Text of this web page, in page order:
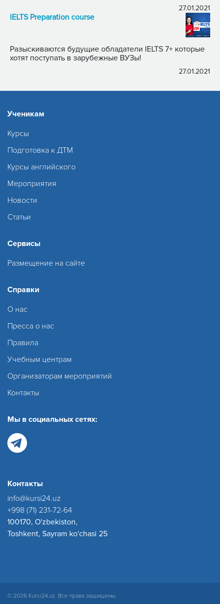
27.01.2021
IELTS Preparation course
Разыскиваются будущие обладатели IELTS 7+ которые
хотят поступать в зарубежные ВУЗы!
27.01.2021
Ученикам
Курсы
Подготовка к ДТМ
Курсы английского
Мероприятия
Новости
Статьи
Сервисы
Размещение на сайте
Справки
О нас
Пресса о нас
Правила
Учебным центрам
Организаторам мероприятий
Контакты
Мы в социальных сетях:
Контакты
info@kursi24.uz
+998 (71) 231-72-64
100170, O'zbekiston,
Toshkent, Sayram ko'chasi 25
© 2026 Kursi24.uz. Все права защищены.